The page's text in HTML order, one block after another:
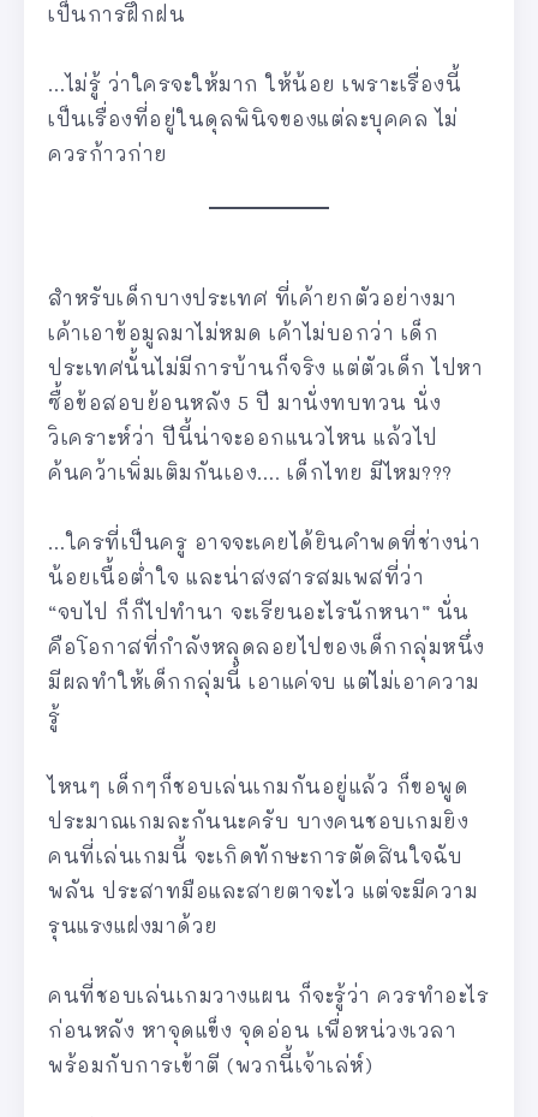
เป็นการฝึกฝน
…ไม่รู้ ว่าใครจะให้มาก ให้น้อย เพราะเรื่องนี้
เป็นเรื่องที่อยู่ในดุลพินิจของแต่ละบุคคล ไม่
ควรก้าวก่าย
สำหรับเด็กบางประเทศ ที่เค้ายกตัวอย่างมา
เค้าเอาข้อมูลมาไม่หมด เค้าไม่บอกว่า เด็ก
ประเทศนั้นไม่มีการบ้านก็จริง แต่ตัวเด็ก ไปหา
ซื้อข้อสอบย้อนหลัง 5 ปี มานั่งทบทวน นั่ง
วิเคราะห์ว่า ปีนี้น่าจะออกแนวไหน แล้วไป
ค้นคว้าเพิ่มเติมกันเอง…. เด็กไทย มีไหม???
…ใครที่เป็นครู อาจจะเคยได้ยินคำพดที่ช่างน่า
น้อยเนื้อต่ำใจ และน่าสงสารสมเพสที่ว่า
“จบไป ก็ก็ไปทำนา จะเรียนอะไรนักหนา” นั่น
คือโอกาสที่กำลังหลุดลอยไปของเด็กกลุ่มหนึ่ง
มีผลทำให้เด็กกลุ่มนี้ เอาแค่จบ แต่ไม่เอาความ
รู้
ไหนๆ เด็กๆก็ชอบเล่นเกมกันอยู่แล้ว ก็ขอพูด
ประมาณเกมละกันนะครับ บางคนชอบเกมยิง
คนที่เล่นเกมนี้ จะเกิดทักษะการตัดสินใจฉับ
พลัน ประสาทมือและสายตาจะไว แต่จะมีความ
รุนแรงแฝงมาด้วย
คนที่ชอบเล่นเกมวางแผน ก็จะรู้ว่า ควรทำอะไร
ก่อนหลัง หาจุดแข็ง จุดอ่อน เพื่อหน่วงเวลา
พร้อมกับการเข้าตี (พวกนี้เจ้าเล่ห์)